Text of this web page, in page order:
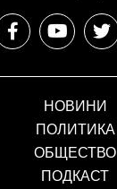
НОВИНИ
ПОЛИТИКА
ОБЩЕСТВО
ПОДКАСТ